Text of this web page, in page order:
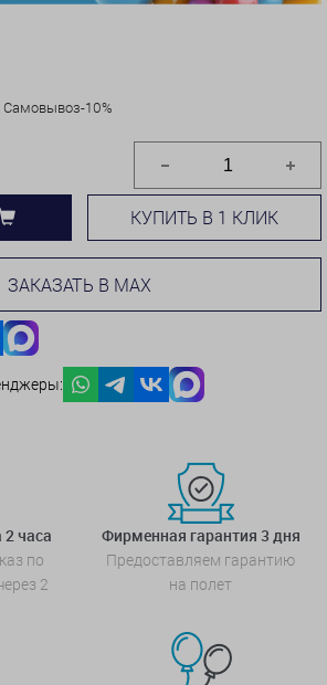
Самовывоз-10%
КУПИТЬ В 1 КЛИК
ЗАКАЗАТЬ В MAX
часа
по
2
Фирменная гарантия 3 дня
Предоставляем гарантию
на полет